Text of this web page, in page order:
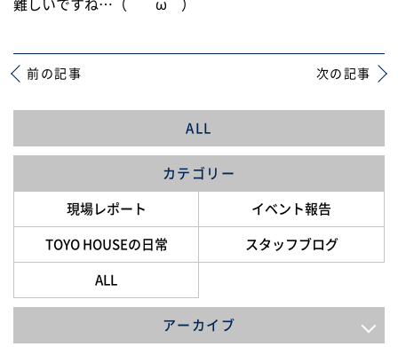
前の記事 次の記事
ALL
カテゴリー
現場レポート
イベント報告
TOYO HOUSEの日常
スタッフブログ
ALL
アーカイブ